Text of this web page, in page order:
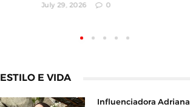
July 29, 2026
ESTILO E VIDA
Influenciadora Adriana